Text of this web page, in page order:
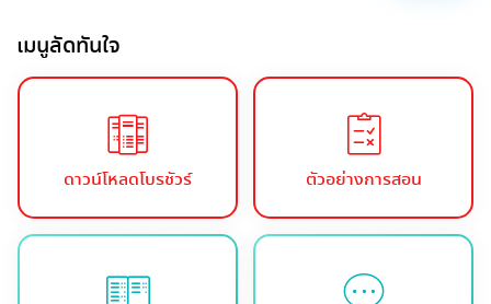
เมนูลัดทันใจ
ดาวน์โหลดโบรชัวร์ ตัวอย่างการสอน